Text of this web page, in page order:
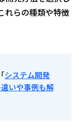
れらの種類や特徴
システム開発
いや事例も解